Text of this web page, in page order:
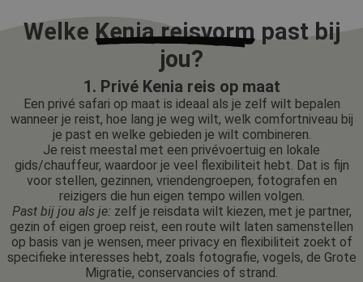
Welke Kenia reisvormpast bij
jou?
1. Privé Kenia reis op maat
Een privé safari op maat is ideaal als je zelf wilt bepalen
wanneer je reist, hoe lang je weg wilt, welk comfortniveau bij
je past en welke gebieden je wilt combineren.
Je reist meestal met een privévoertuig en lokale
gids/chauffeur, waardoor je veel flexibiliteit hebt. Dat is fijn
voor stellen, gezinnen, vriendengroepen, fotografen en
reizigers die hun eigen tempo willen volgen.
Past bij jou als je: zelf je reisdata wilt kiezen, met je partner,
gezin of eigen groep reist, een route wilt laten samenstellen
op basis van je wensen, meer privacy en flexibiliteit zoekt of
specifieke interesses hebt, zoals fotografie, vogels, de Grote
Migratie, conservancies of strand.